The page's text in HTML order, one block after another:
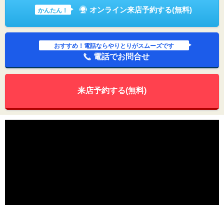
かんたん！ オンライン来店予約する(無料)
おすすめ！電話ならやりとりがスムーズです
電話でお問合せ
来店予約する(無料)